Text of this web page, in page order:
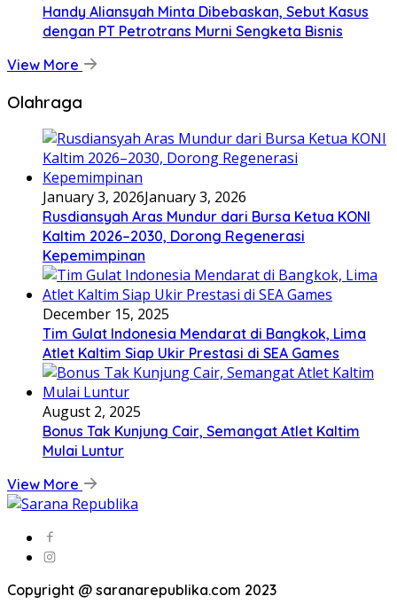
Handy Aliansyah Minta Dibebaskan, Sebut Kasus
dengan PT Petrotrans Murni Sengketa Bisnis
View More
Olahraga
January 3, 2026January 3, 2026
Rusdiansyah Aras Mundur dari Bursa Ketua KONI
Kaltim 2026–2030, Dorong Regenerasi
Kepemimpinan
December 15, 2025
Tim Gulat Indonesia Mendarat di Bangkok, Lima
Atlet Kaltim Siap Ukir Prestasi di SEA Games
August 2, 2025
Bonus Tak Kunjung Cair, Semangat Atlet Kaltim
Mulai Luntur
View More
Copyright @ saranarepublika.com 2023